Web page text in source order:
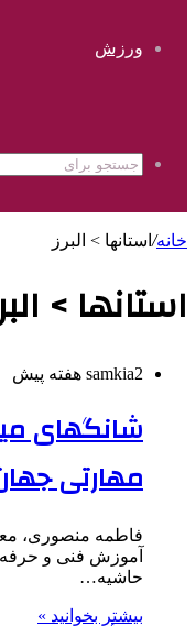
ورزش
خانه/ استانها > البرز
استانها >
samkia2 هفته پیش
شانگهای
مهارتی جهان
فاطمه منصوری،
آموزش فنی و
حاشیه…
بیشتر بخوانید »